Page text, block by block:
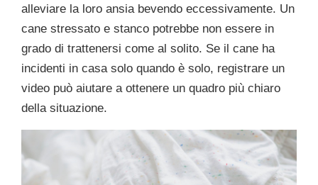
alleviare la loro ansia bevendo eccessivamente. Un
cane stressato e stanco potrebbe non essere in
grado di trattenersi come al solito. Se il cane ha
incidenti in casa solo quando è solo, registrare un
video può aiutare a ottenere un quadro più chiaro
della situazione.